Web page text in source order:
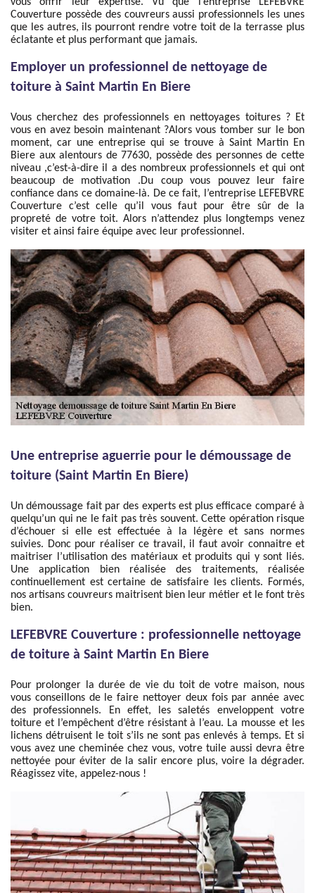
Couverture possède des couvreurs aussi professionnels les unes
que les autres, ils pourront rendre votre toit de la terrasse plus
éclatante et plus performant que jamais.
Employer un professionnel de nettoyage de
toiture à Saint Martin En Biere
Vous cherchez des professionnels en nettoyages toitures ? Et
vous en avez besoin maintenant ?Alors vous tomber sur le bon
moment, car une entreprise qui se trouve à Saint Martin En
Biere aux alentours de 77630, possède des personnes de cette
niveau ,c’est-à-dire il a des nombreux professionnels et qui ont
beaucoup de motivation .Du coup vous pouvez leur faire
confiance dans ce domaine-là. De ce fait, l’entreprise LEFEBVRE
Couverture c’est celle qu’il vous faut pour être sûr de la
propreté de votre toit. Alors n’attendez plus longtemps venez
visiter et ainsi faire équipe avec leur professionnel.
Une entreprise aguerrie pour le démoussage de
toiture (Saint Martin En Biere)
Un démoussage fait par des experts est plus efficace comparé à
quelqu’un qui ne le fait pas très souvent. Cette opération risque
d’échouer si elle est effectuée à la légère et sans normes
suivies. Donc pour réaliser ce travail, il faut avoir connaitre et
maitriser l’utilisation des matériaux et produits qui y sont liés.
Une application bien réalisée des traitements, réalisée
continuellement est certaine de satisfaire les clients. Formés,
nos artisans couvreurs maitrisent bien leur métier et le font très
bien.
LEFEBVRE Couverture : professionnelle nettoyage
de toiture à Saint Martin En Biere
Pour prolonger la durée de vie du toit de votre maison, nous
vous conseillons de le faire nettoyer deux fois par année avec
des professionnels. En effet, les saletés enveloppent votre
toiture et l’empêchent d’être résistant à l’eau. La mousse et les
lichens détruisent le toit s’ils ne sont pas enlevés à temps. Et si
vous avez une cheminée chez vous, votre tuile aussi devra être
nettoyée pour éviter de la salir encore plus, voire la dégrader.
Réagissez vite, appelez-nous !